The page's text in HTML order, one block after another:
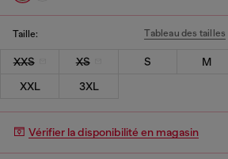
Taille: Tableau des tailles
XXS XS S M
XXL
3XL
Vérifier la disponibilité en magasin